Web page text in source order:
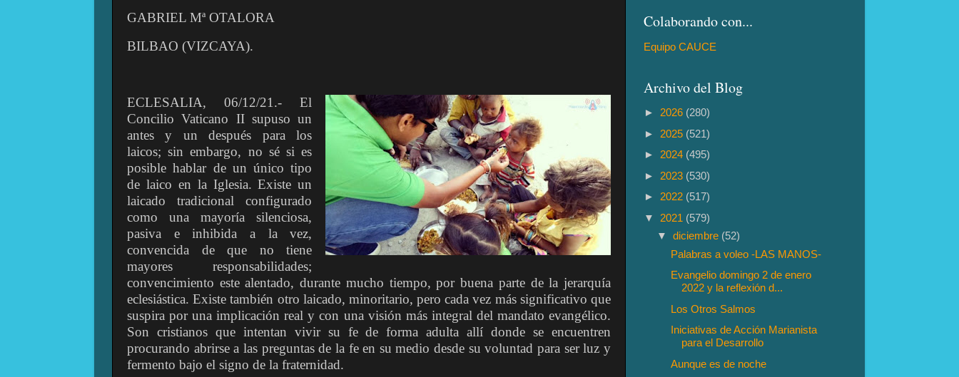
GABRIEL Mª OTALORA
BILBAO (VIZCAYA).
ECLESALIA, 06/12/21.- El
Concilio Vaticano II supuso un
antes y un después para los
laicos; sin embargo, no sé si es
posible hablar de un único tipo
de laico en la Iglesia. Existe un
laicado tradicional configurado
como una mayoría silenciosa,
pasiva e inhibida a la vez,
convencida de que no tiene
mayores responsabilidades;
convencimiento este alentado, durante mucho tiempo, por buena parte de la jerarquía
eclesiástica. Existe también otro laicado, minoritario, pero cada vez más significativo que
suspira por una implicación real y con una visión más integral del mandato evangélico.
Son cristianos que intentan vivir su fe de forma adulta allí donde se encuentren
procurando abrirse a las preguntas de la fe en su medio desde su voluntad para ser luz y
fermento bajo el signo de la fraternidad.
Colaborando con...
Equipo CAUCE
Archivo del Blog
► 2026 (280)
► 2025 (521)
► 2024 (495)
► 2023 (530)
► 2022 (517)
▼ 2021 (579)
▼diciembre (52)
Palabras a voleo -LAS MANOS-
Evangelio domingo 2 de enero
2022 y la reflexión d...
Los Otros Salmos
Iniciativas de Acción Marianista
para el Desarrollo
Aunque es de noche